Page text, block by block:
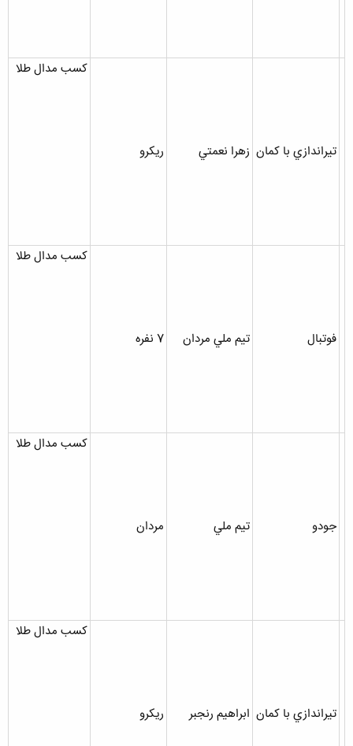
تيراندازي با کمان زهرا نعمتي ريکرو
کسب مدال طلا
فوتبال تيم ملي مردان 7 نفره
کسب مدال طلا
جودو تيم ملي مردان
کسب مدال طلا
تيراندازي با کمان ابراهيم رنجبر ريکرو
کسب مدال طلا